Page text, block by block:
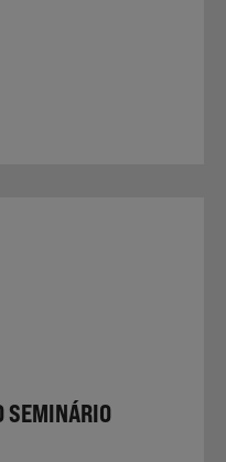
SEMINÁRIO